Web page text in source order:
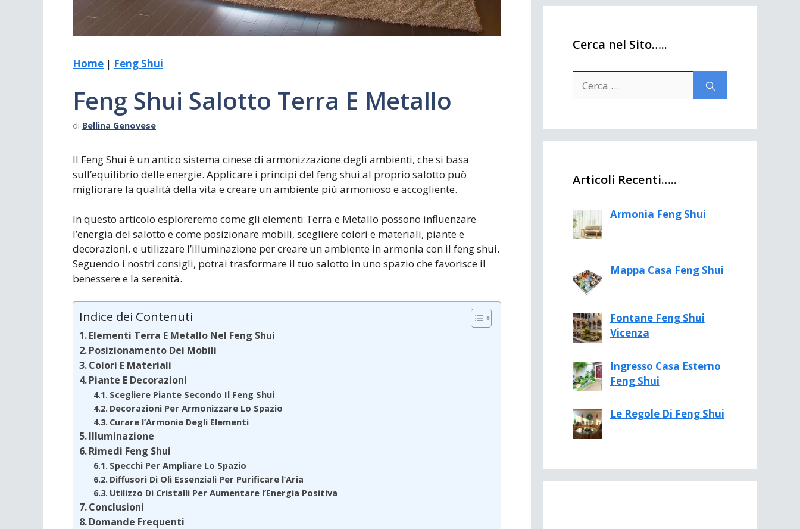
Home | Feng Shui
Feng Shui Salotto Terra E Metallo
di Bellina Genovese
Il Feng Shui è un antico sistema cinese di armonizzazione degli ambienti, che si basa
sull’equilibrio delle energie. Applicare i principi del feng shui al proprio salotto può
migliorare la qualità della vita e creare un ambiente più armonioso e accogliente.
In questo articolo esploreremo come gli elementi Terra e Metallo possono influenzare
l’energia del salotto e come posizionare mobili, scegliere colori e materiali, piante e
decorazioni, e utilizzare l’illuminazione per creare un ambiente in armonia con il feng shui.
Seguendo i nostri consigli, potrai trasformare il tuo salotto in uno spazio che favorisce il
benessere e la serenità.
Indice dei Contenuti
Elementi Terra E Metallo Nel Feng Shui
Posizionamento Dei Mobili
Colori E Materiali
Piante E Decorazioni
Scegliere Piante Secondo Il Feng Shui
Decorazioni Per Armonizzare Lo Spazio
Curare l’Armonia Degli Elementi
Illuminazione
Rimedi Feng Shui
Specchi Per Ampliare Lo Spazio
Diffusori Di Oli Essenziali Per Purificare l’Aria
Utilizzo Di Cristalli Per Aumentare l’Energia Positiva
Conclusioni
Domande Frequenti
Cerca nel Sito…..
per:
Articoli Recenti…..
Armonia Feng Shui
Mappa Casa Feng Shui
Fontane Feng Shui
Vicenza
Ingresso Casa Esterno
Feng Shui
Le Regole Di Feng Shui